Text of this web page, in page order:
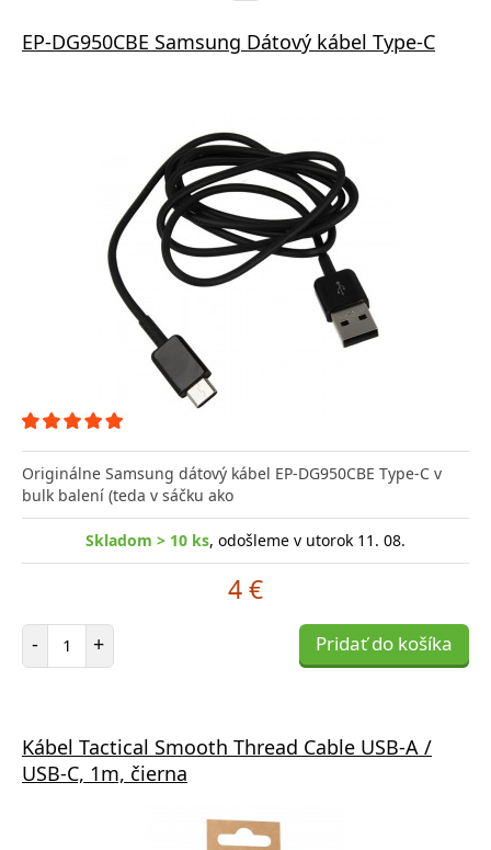
EP-DG950CBE Samsung Dátový kábel Type-C
Originálne Samsung dátový kábel EP-DG950CBE Type-C v
bulk balení (teda v sáčku ako
Skladom > 10 ks, odošleme v utorok 11. 08.
4 €
- Počet položiek
+ Pridať do košíka
Kábel Tactical Smooth Thread Cable USB-A /
USB-C, 1m, čierna